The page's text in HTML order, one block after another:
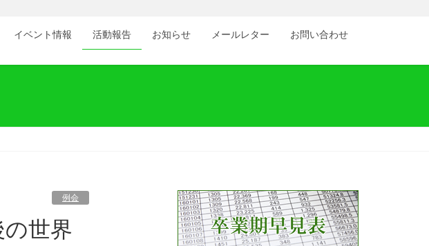
イベント情報 活動報告 お知らせ メールレター お問い合わせ
例会